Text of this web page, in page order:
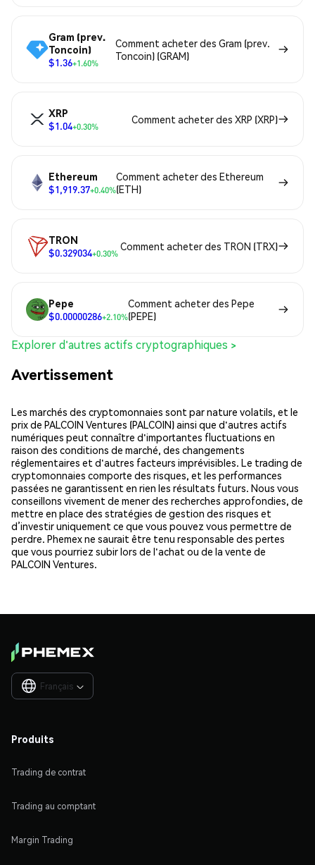
Gram (prev.
Toncoin)
$1.36+1.60%
Comment acheter des Gram (prev.
Toncoin) (GRAM)
XRP
$1.04+0.30%
Comment acheter des XRP (XRP)
Ethereum
$1,919.37+0.40%
Comment acheter des Ethereum
(ETH)
TRON
$0.329034+0.30%
Comment acheter des TRON (TRX)
Pepe
$0.00000286+2.10%
Comment acheter des Pepe
(PEPE)
Explorer d'autres actifs cryptographiques >
Avertissement
Les marchés des cryptomonnaies sont par nature volatils, et le
prix de PALCOIN Ventures (PALCOIN) ainsi que d'autres actifs
numériques peut connaître d'importantes fluctuations en
raison des conditions de marché, des changements
réglementaires et d'autres facteurs imprévisibles. Le trading de
cryptomonnaies comporte des risques, et les performances
passées ne garantissent en rien les résultats futurs. Nous vous
conseillons vivement de mener des recherches approfondies, de
mettre en place des stratégies de gestion des risques et
d’investir uniquement ce que vous pouvez vous permettre de
perdre. Phemex ne saurait être tenu responsable des pertes
que vous pourriez subir lors de l'achat ou de la vente de
PALCOIN Ventures.
Français 
Produits
Trading de contrat
Trading au comptant
Margin Trading